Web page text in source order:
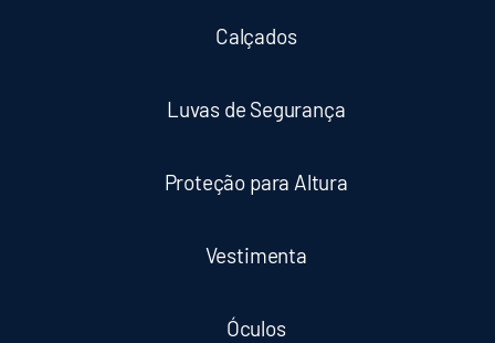
Calçados
Luvas de Segurança
Proteção para Altura
Vestimenta
Óculos